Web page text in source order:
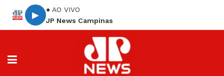
▶
● AO VIVO
JP News Campinas